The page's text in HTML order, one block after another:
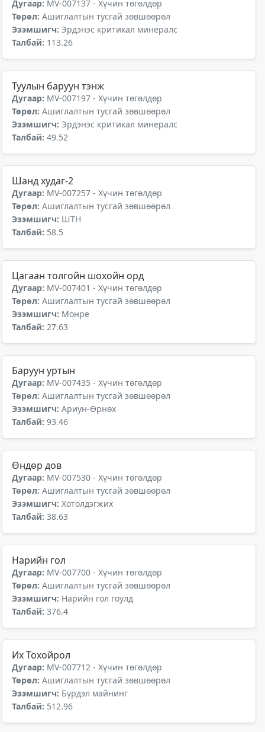
Дугаар: MV-007137 - Хүчин төгөлдөр
Төрөл: Ашиглалтын тусгай зөвшөөрөл
Эзэмшигч: Эрдэнэс критикал минералс
Талбай: 113.26
Туулын баруун тэнж
Дугаар: MV-007197 - Хүчин төгөлдөр
Төрөл: Ашиглалтын тусгай зөвшөөрөл
Эзэмшигч: Эрдэнэс критикал минералс
Талбай: 49.52
Шанд худаг-2
Дугаар: MV-007257 - Хүчин төгөлдөр
Төрөл: Ашиглалтын тусгай зөвшөөрөл
Эзэмшигч: ШТН
Талбай: 58.5
Цагаан толгойн шохойн орд
Дугаар: MV-007401 - Хүчин төгөлдөр
Төрөл: Ашиглалтын тусгай зөвшөөрөл
Эзэмшигч: Монре
Талбай: 27.63
Баруун уртын
Дугаар: MV-007435 - Хүчин төгөлдөр
Төрөл: Ашиглалтын тусгай зөвшөөрөл
Эзэмшигч: Ариун-Өрнөх
Талбай: 93.46
Өндөр дов
Дугаар: MV-007530 - Хүчин төгөлдөр
Төрөл: Ашиглалтын тусгай зөвшөөрөл
Эзэмшигч: Хотолдэгжих
Талбай: 38.63
Нарийн гол
Дугаар: MV-007700 - Хүчин төгөлдөр
Төрөл: Ашиглалтын тусгай зөвшөөрөл
Эзэмшигч: Нарийн гол гоулд
Талбай: 376.4
Их Тохойрол
Дугаар: MV-007712 - Хүчин төгөлдөр
Төрөл: Ашиглалтын тусгай зөвшөөрөл
Эзэмшигч: Бүрдэл майнинг
Талбай: 512.96